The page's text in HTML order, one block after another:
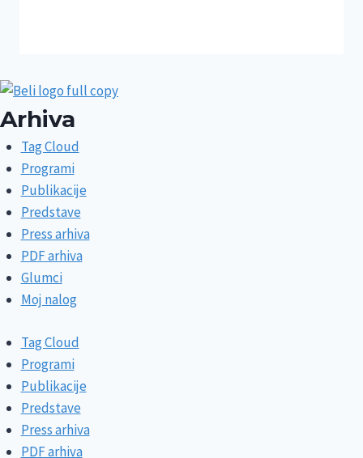
Arhiva
Tag Cloud
Programi
Publikacije
Predstave
Press arhiva
PDF arhiva
Glumci
Moj nalog
Tag Cloud
Programi
Publikacije
Predstave
Press arhiva
PDF arhiva